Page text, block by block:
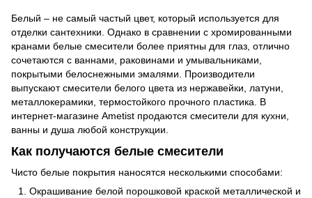
Белый – не самый частый цвет, который используется для
отделки сантехники. Однако в сравнении с хромированными
кранами белые смесители более приятны для глаз, отлично
сочетаются с ваннами, раковинами и умывальниками,
покрытыми белоснежными эмалями. Производители
выпускают смесители белого цвета из нержавейки, латуни,
металлокерамики, термостойкого прочного пластика. В
интернет-магазине Ametist продаются смесители для кухни,
ванны и душа любой конструкции.
Как получаются белые смесители
Чисто белые покрытия наносятся несколькими способами:
Окрашивание белой порошковой краской металлической и